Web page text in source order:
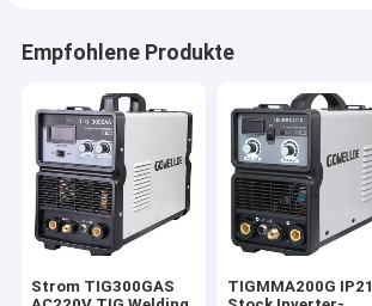
Empfohlene Produkte
Strom TIG300GAS
TIGMMA200G IP21